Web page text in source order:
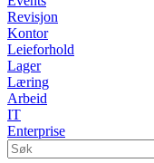
Revisjon
Kontor
Leieforhold
Lager
Læring
Arbeid
IT
Enterprise